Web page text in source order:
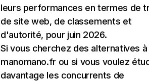
leurs performances en termes de
de site web, de classements et
d'autorité, pour juin 2026.
Si vous cherchez des alternatives à
manomano.fr ou si vous voulez
davantage les concurrents de